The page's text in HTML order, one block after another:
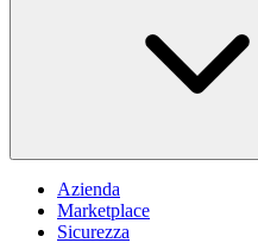
Azienda
Marketplace
Sicurezza